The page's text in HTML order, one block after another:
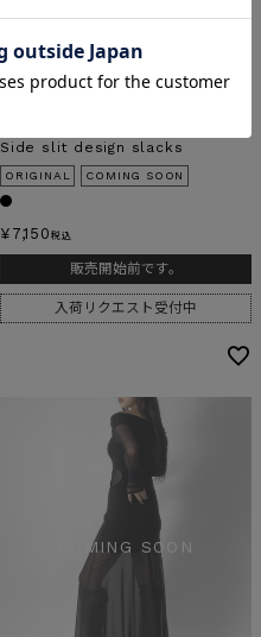
Side slit design slacks
ORIGINAL COMING SOON
¥ 7,150 税込
販売開始前です。
入荷リクエスト受付中